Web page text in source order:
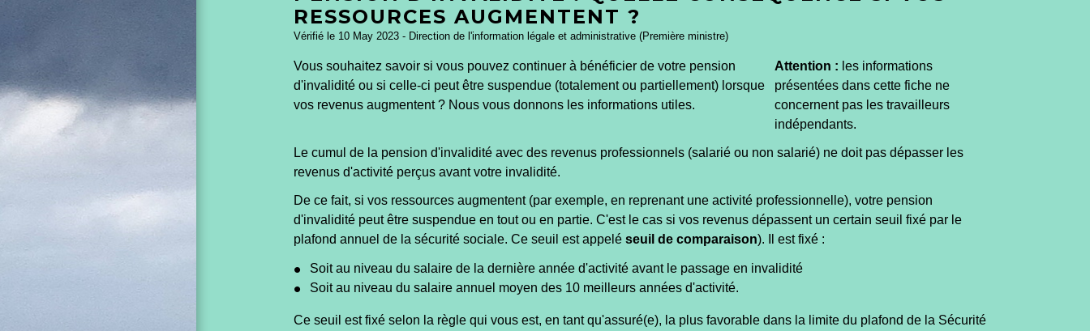
RESSOURCES AUGMENTENT ?
Vérifié le 10 May 2023 - Direction de l'information légale et administrative (Première ministre)
Vous souhaitez savoir si vous pouvez continuer à bénéficier de votre pension
d'invalidité ou si celle-ci peut être suspendue (totalement ou partiellement) lorsque
vos revenus augmentent ? Nous vous donnons les informations utiles.
Attention : les informations
présentées dans cette fiche ne
concernent pas les travailleurs
indépendants.
Le cumul de la pension d'invalidité avec des revenus professionnels (salarié ou non salarié) ne doit pas dépasser les
revenus d'activité perçus avant votre invalidité.
De ce fait, si vos ressources augmentent (par exemple, en reprenant une activité professionnelle), votre pension
d'invalidité peut être suspendue en tout ou en partie. C'est le cas si vos revenus dépassent un certain seuil fixé par le
plafond annuel de la sécurité sociale. Ce seuil est appelé seuil de comparaison). Il est fixé :
Soit au niveau du salaire de la dernière année d'activité avant le passage en invalidité
Soit au niveau du salaire annuel moyen des 10 meilleurs années d'activité.
Ce seuil est fixé selon la règle qui vous est, en tant qu'assuré(e), la plus favorable dans la limite du plafond de la Sécurité